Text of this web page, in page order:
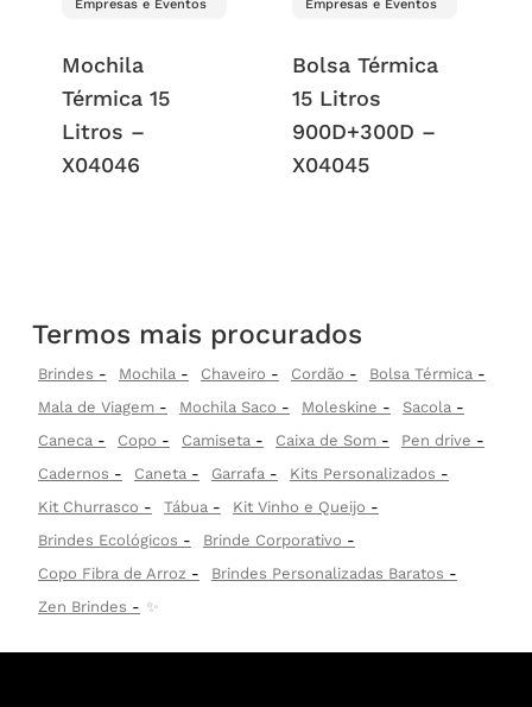
Empresas e Eventos
Mochila
Térmica 15
Litros –
X04046
Empresas e Eventos
Bolsa Térmica
15 Litros
900D+300D –
X04045
Termos mais procurados
Brindes Mochila Chaveiro Cordão
Bolsa Térmica
Mala de Viagem
Mochila Saco Moleskine
Sacola
Caneca
Copo Camiseta Caixa de Som
Pen drive
Cadernos
Caneta Garrafa
Kits Personalizados
Kit Churrasco
Tábua
Kit Vinho e Queijo
Brindes Ecológicos
Brinde Corporativo
Copo Fibra de Arroz
Brindes Personalizadas Baratos
Zen Brindes
✨